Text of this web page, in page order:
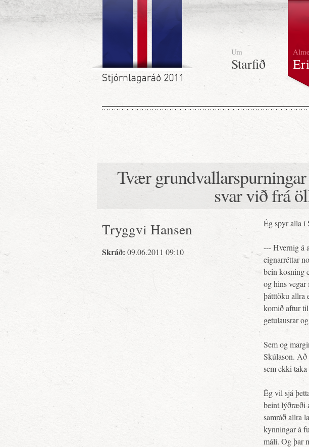
Um
Starfið
Tvær
svar við frá
Tryggvi Hansen
Skráð: 09.06.2011 09:10
Ég spyr alla í
--- Hvernig á
eignarréttar
bein kosning
og hins
þátttöku allra
komið aftur til
getulausrar
Sem og
Skúlason.
sem ekki
Ég vil sjá
beint lýðræði
samráð allra
kynningar á
máli. Og þar